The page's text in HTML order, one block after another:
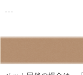
---